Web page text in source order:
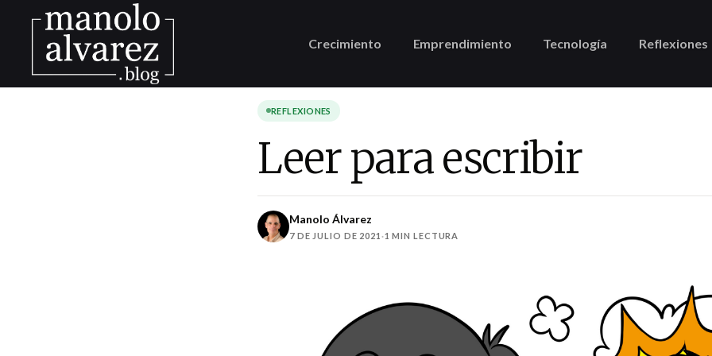
Crecimiento Emprendimiento Tecnología Reflexiones
REFLEXIONES
Leer para escribir
Manolo Álvarez
7 DE JULIO DE 2021 ·1 MIN LECTURA